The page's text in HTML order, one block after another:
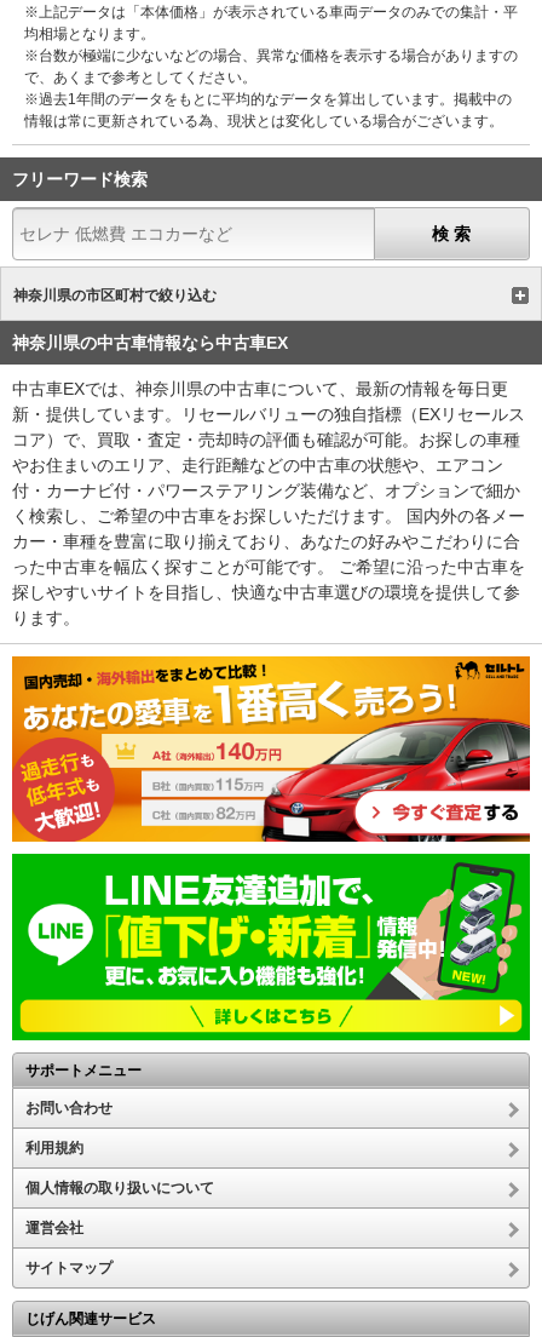
※上記データは「本体価格」が表示されている車両データのみでの集計・平
均相場となります。
※台数が極端に少ないなどの場合、異常な価格を表示する場合がありますの
で、あくまで参考としてください。
※過去1年間のデータをもとに平均的なデータを算出しています。掲載中の
情報は常に更新されている為、現状とは変化している場合がございます。
フリーワード検索
神奈川県の市区町村で絞り込む
神奈川県の中古車情報なら中古車EX
中古車EXでは、神奈川県の中古車について、最新の情報を毎日更
新・提供しています。リセールバリューの独自指標（EXリセールス
コア）で、買取・査定・売却時の評価も確認が可能。お探しの車種
やお住まいのエリア、走行距離などの中古車の状態や、エアコン
付・カーナビ付・パワーステアリング装備など、オプションで細か
く検索し、ご希望の中古車をお探しいただけます。 国内外の各メー
カー・車種を豊富に取り揃えており、あなたの好みやこだわりに合
った中古車を幅広く探すことが可能です。 ご希望に沿った中古車を
探しやすいサイトを目指し、快適な中古車選びの環境を提供して参
ります。
サポートメニュー
お問い合わせ
利用規約
個人情報の取り扱いについて
運営会社
サイトマップ
じげん関連サービス